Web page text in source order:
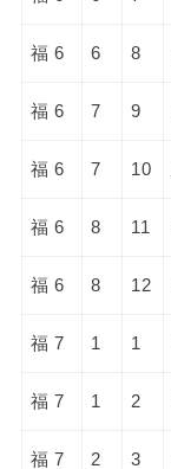
福 6 6 8
福 6 7 9
福 6 7 10
福 6 8 11
福 6 8 12
福 7 1 1
福 7 1 2
福 7 2 3